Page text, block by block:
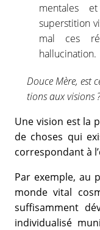
mentales
superstition
mal ces
hallucination.
Douce Mère, est
tions aux visions ?
Une vision est la
de choses qui
correspondant à
Par exemple, au
monde vital
suffisamment
individualisé